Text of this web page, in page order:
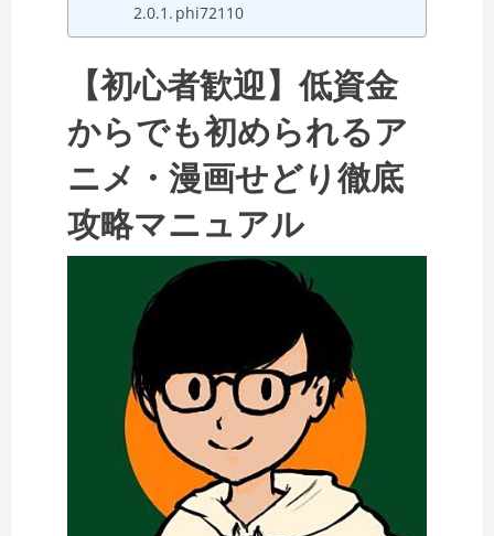
phi72110
【初心者歓迎】低資金
からでも初められるア
ニメ・漫画せどり徹底
攻略マニュアル